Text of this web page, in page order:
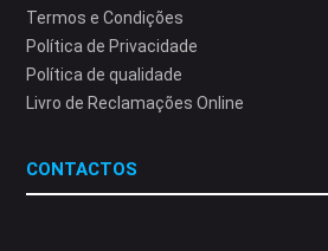
Termos e Condições
Política de Privacidade
Política de qualidade
Livro de Reclamações Online
CONTACTOS